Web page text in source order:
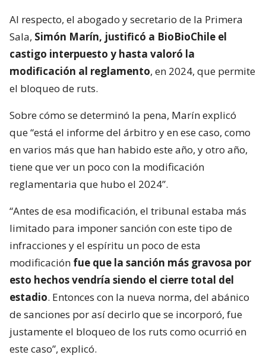
Al respecto, el abogado y secretario de la Primera
Sala, Simón Marín, justificó a BioBioChile el
castigo interpuesto y hasta valoró la
modificación al reglamento, en 2024, que permite
el bloqueo de ruts.
Sobre cómo se determinó la pena, Marín explicó
que “está el informe del árbitro y en ese caso, como
en varios más que han habido este año, y otro año,
tiene que ver un poco con la modificación
reglamentaria que hubo el 2024”.
“Antes de esa modificación, el tribunal estaba más
limitado para imponer sanción con este tipo de
infracciones y el espíritu un poco de esta
modificación fue que la sanción más gravosa por
esto hechos vendría siendo el cierre total del
estadio. Entonces con la nueva norma, del abánico
de sanciones por así decirlo que se incorporó, fue
justamente el bloqueo de los ruts como ocurrió en
este caso”, explicó.